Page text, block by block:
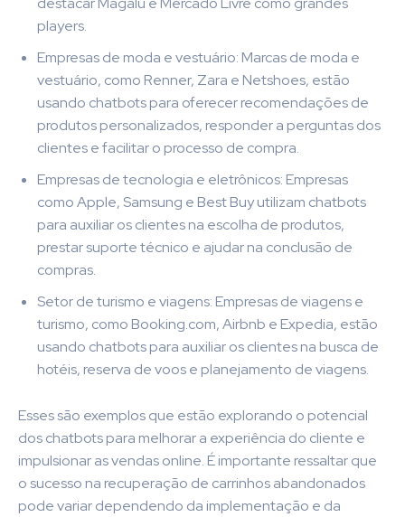
players.
Empresas de moda e vestuário: Marcas de moda e
vestuário, como Renner, Zara e Netshoes, estão
usando chatbots para oferecer recomendações de
produtos personalizados, responder a perguntas dos
clientes e facilitar o processo de compra.
Empresas de tecnologia e eletrônicos: Empresas
como Apple, Samsung e Best Buy utilizam chatbots
para auxiliar os clientes na escolha de produtos,
prestar suporte técnico e ajudar na conclusão de
compras.
Setor de turismo e viagens: Empresas de viagens e
turismo, como Booking.com, Airbnb e Expedia, estão
usando chatbots para auxiliar os clientes na busca de
hotéis, reserva de voos e planejamento de viagens.
Esses são exemplos que estão explorando o potencial
dos chatbots para melhorar a experiência do cliente e
impulsionar as vendas online. É importante ressaltar que
o sucesso na recuperação de carrinhos abandonados
pode variar dependendo da implementação e da